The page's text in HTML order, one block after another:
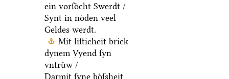
ein vorſoͤcht Swerdt /
Synt in noͤden veel
Geldes werdt.
Mit liſticheit brick
dynem Vyend ſyn
vntruͤw /
Darmit ſyne boͤſsheit